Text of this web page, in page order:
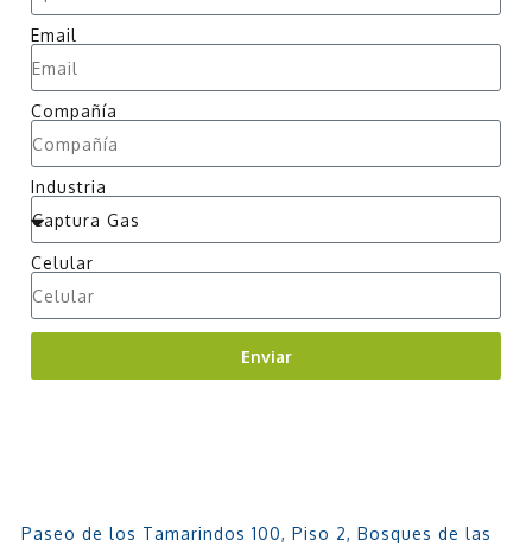
Email
Compañía
Industria
Celular
Enviar
Paseo de los Tamarindos 100, Piso 2, Bosques de las